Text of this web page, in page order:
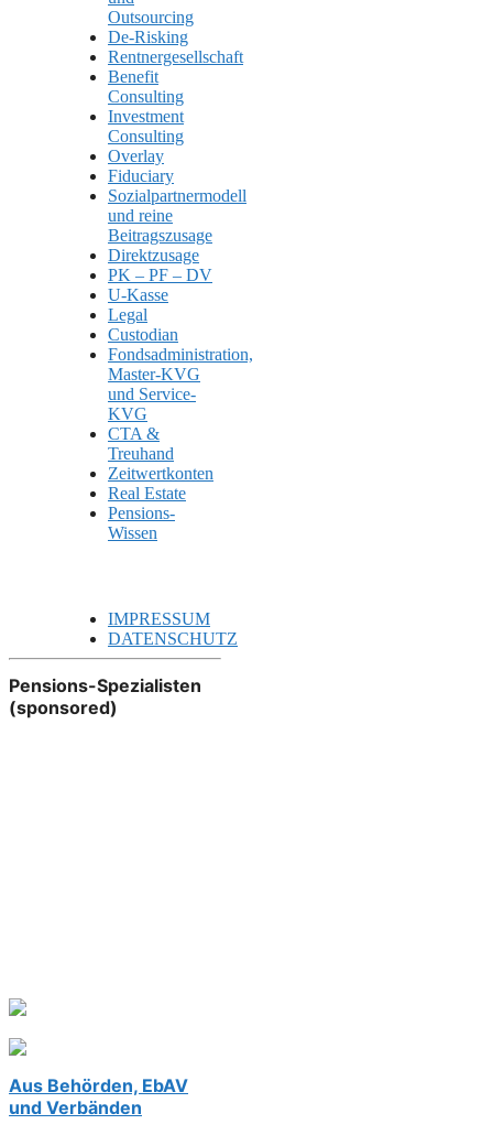
Outsourcing
De-Risking
Rentnergesellschaft
Benefit
Consulting
Investment
Consulting
Overlay
Fiduciary
Sozialpartnermodell
und reine
Beitragszusage
Direktzusage
PK – PF – DV
U-Kasse
Legal
Custodian
Fondsadministration,
Master-KVG
und Service-
KVG
CTA &
Treuhand
Zeitwertkonten
Real Estate
Pensions-
Wissen
IMPRESSUM
DATENSCHUTZ
Pensions-Spezialisten
(sponsored)
Aus Behörden, EbAV
und Verbänden